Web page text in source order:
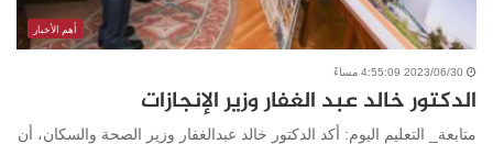
أهم الأخبار
2023/06/30 4:55:09 مساءً
الدكتور خالد عبد الغفار وزير الإنجازات
متابعة_ التعليم اليوم: أكد الدكتور خالد عبدالغفار وزير الصحة والسكان، أن